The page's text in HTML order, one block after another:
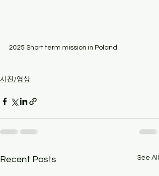
2025 Short term mission in Poland
사진/영상
Recent Posts See All